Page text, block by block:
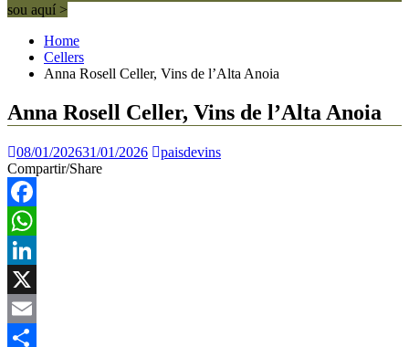
sou aquí >
Home
Cellers
Anna Rosell Celler, Vins de l’Alta Anoia
Anna Rosell Celler, Vins de l’Alta Anoia
08/01/202631/01/2026
paisdevins
Compartir/Share
Facebook
WhatsApp
LinkedIn
X
Email